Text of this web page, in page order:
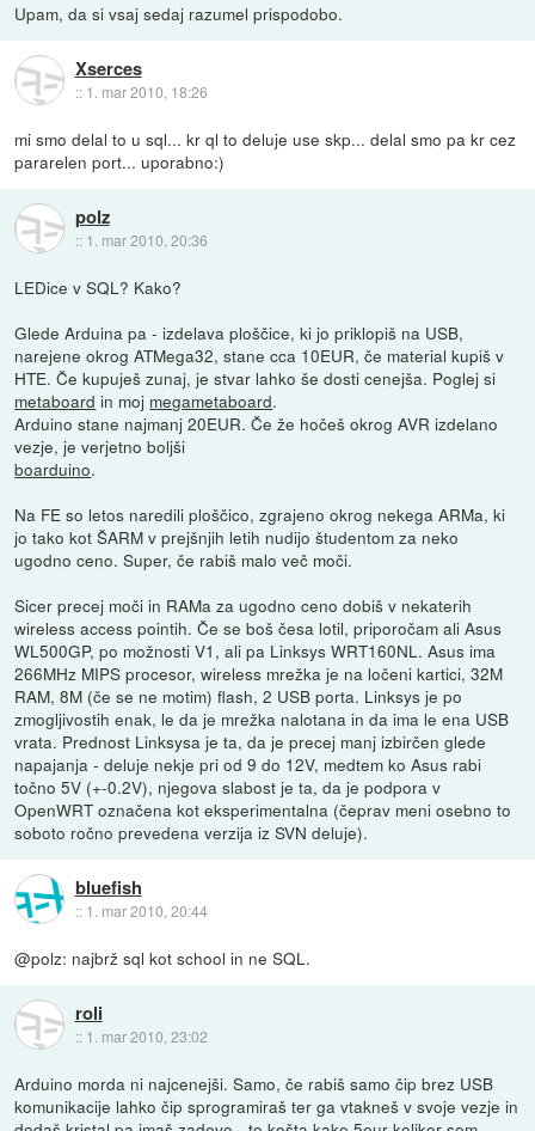
Upam, da si vsaj sedaj razumel prispodobo.
Xserces
:: 1. mar 2010, 18:26
mi smo delal to u sql... kr ql to deluje use skp... delal smo pa kr cez
pararelen port... uporabno:)
polz
:: 1. mar 2010, 20:36
LEDice v SQL? Kako?
Glede Arduina pa - izdelava ploščice, ki jo priklopiš na USB,
narejene okrog ATMega32, stane cca 10EUR, če material kupiš v
HTE. Če kupuješ zunaj, je stvar lahko še dosti cenejša. Poglej si
metaboard in moj megametaboard.
Arduino stane najmanj 20EUR. Če že hočeš okrog AVR izdelano
vezje, je verjetno boljši
boarduino.
Na FE so letos naredili ploščico, zgrajeno okrog nekega ARMa, ki
jo tako kot ŠARM v prejšnjih letih nudijo študentom za neko
ugodno ceno. Super, če rabiš malo več moči.
Sicer precej moči in RAMa za ugodno ceno dobiš v nekaterih
wireless access pointih. Če se boš česa lotil, priporočam ali Asus
WL500GP, po možnosti V1, ali pa Linksys WRT160NL. Asus ima
266MHz MIPS procesor, wireless mrežka je na ločeni kartici, 32M
RAM, 8M (če se ne motim) flash, 2 USB porta. Linksys je po
zmogljivostih enak, le da je mrežka nalotana in da ima le ena USB
vrata. Prednost Linksysa je ta, da je precej manj izbirčen glede
napajanja - deluje nekje pri od 9 do 12V, medtem ko Asus rabi
točno 5V (+-0.2V), njegova slabost je ta, da je podpora v
OpenWRT označena kot eksperimentalna (čeprav meni osebno to
soboto ročno prevedena verzija iz SVN deluje).
bluefish
:: 1. mar 2010, 20:44
@polz: najbrž sql kot school in ne SQL.
roli
:: 1. mar 2010, 23:02
Arduino morda ni najcenejši. Samo, če rabiš samo čip brez USB
komunikacije lahko čip sprogramiraš ter ga vtakneš v svoje vezje in